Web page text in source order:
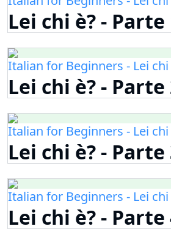
Lei chi è? - Parte
Italian for Beginners - Lei chi
Lei chi è? - Parte
Italian for Beginners - Lei chi
Lei chi è? - Parte
Italian for Beginners - Lei chi
Lei chi è? - Parte